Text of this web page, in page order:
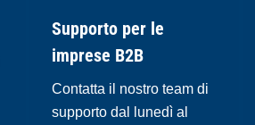
Supporto per le
imprese B2B
Contatta il nostro team di
supporto dal lunedì al